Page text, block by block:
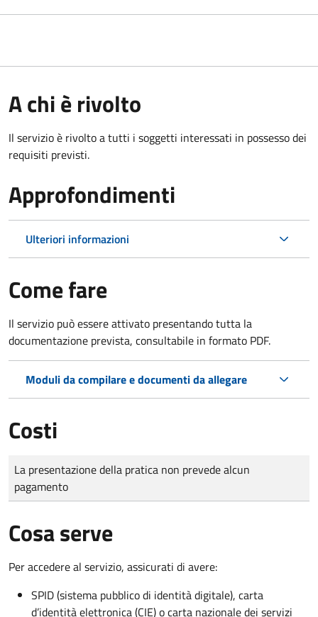
A chi è rivolto
Il servizio è rivolto a tutti i soggetti interessati in possesso dei
requisiti previsti.
Approfondimenti
Ulteriori informazioni
Come fare
Il servizio può essere attivato presentando tutta la
documentazione prevista, consultabile in formato PDF.
Moduli da compilare e documenti da allegare
Costi
Tipo di pagamento
Importo
La presentazione della pratica non prevede alcun
pagamento
Cosa serve
Per accedere al servizio, assicurati di avere:
SPID (sistema pubblico di identità digitale), carta
d’identità elettronica (CIE) o carta nazionale dei servizi